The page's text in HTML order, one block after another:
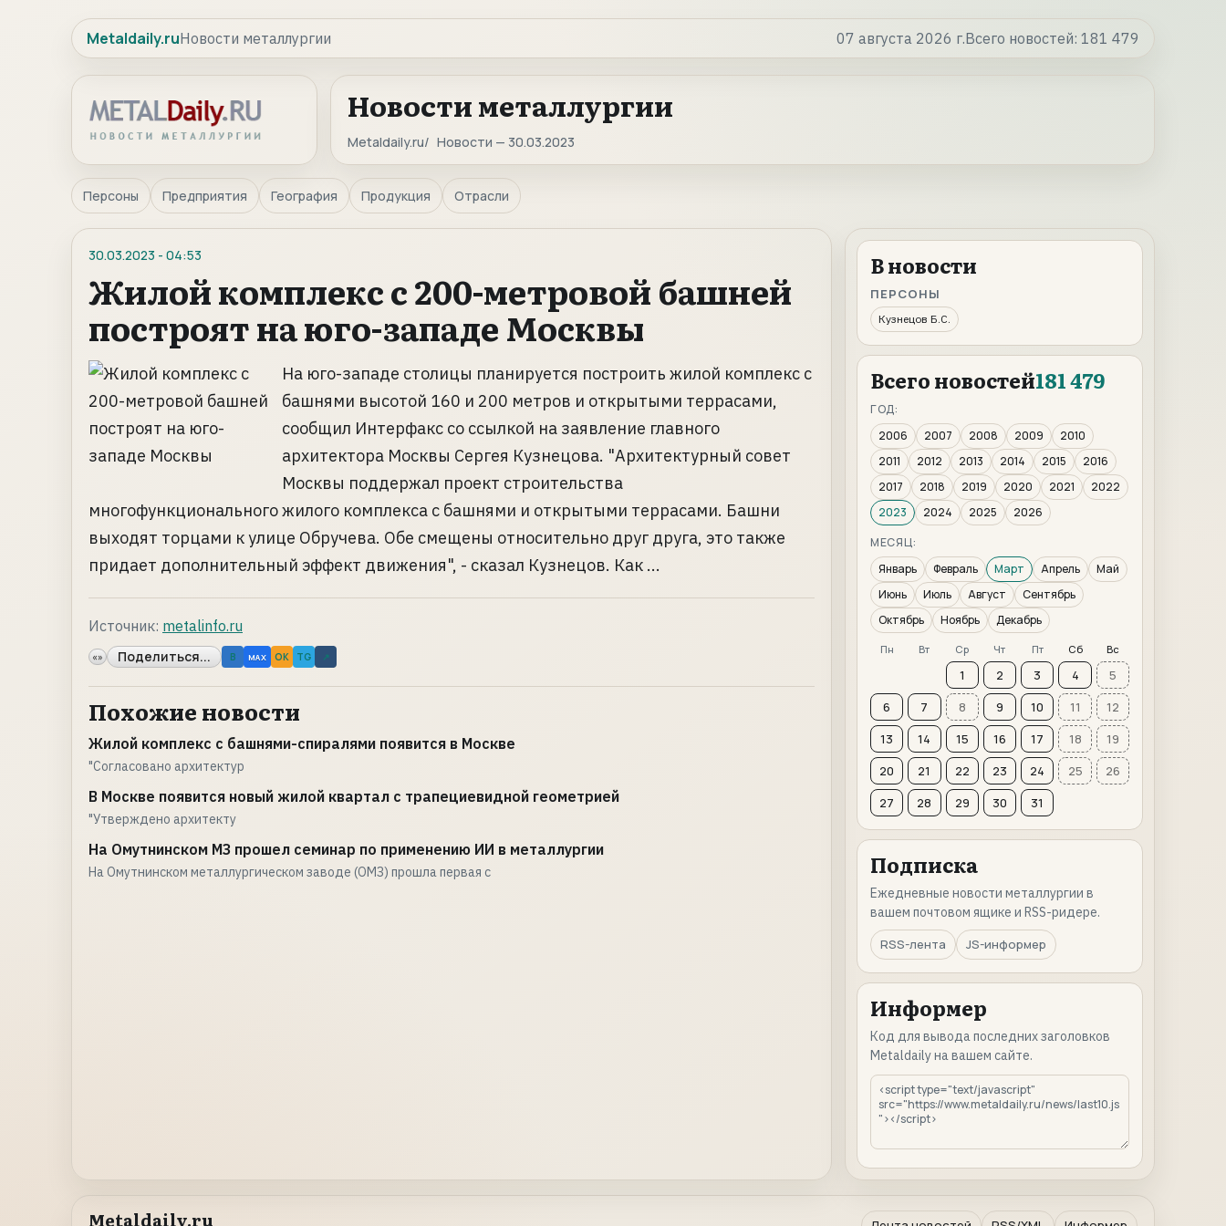
Metaldaily.ruНовости металлургии 07 августа 2026 г.Всего новостей: 181 479
Новости металлургии
Metaldaily.ru Новости — 30.03.2023
Персоны Предприятия География Продукция Отрасли
30.03.2023 - 04:53
Жилой комплекс с 200-метровой башней
построят на юго-западе Москвы
На юго-западе столицы планируется построить жилой комплекс с
башнями высотой 160 и 200 метров и открытыми террасами,
сообщил Интерфакс со ссылкой на заявление главного
архитектора Москвы Сергея Кузнецова. "Архитектурный совет
Москвы поддержал проект строительства
многофункционального жилого комплекса с башнями и открытыми террасами. Башни
выходят торцами к улице Обручева. Обе смещены относительно друг друга, это также
придает дополнительный эффект движения", - сказал Кузнецов. Как ...
Источник: metalinfo.ru
«» Поделиться... B MAX OK TG ↗
Похожие новости
Жилой комплекс с башнями-спиралями появится в Москве
"Согласовано архитектур
В Москве появится новый жилой квартал с трапециевидной геометрией
"Утверждено архитекту
На Омутнинском МЗ прошел семинар по применению ИИ в металлургии
На Омутнинском металлургическом заводе (ОМЗ) прошла первая с
В новости
ПЕРСОНЫ
Кузнецов Б.С.
Всего новостей181 479
ГОД:
2006
2007 2008 2009
2010
2011
2012 2013 2014 2015
2016
2017
2018 2019 2020 2021
2022
2023
2024 2025
2026
МЕСЯЦ:
Январь
Февраль Март Апрель
Май
Июнь
Июль Август
Сентябрь
Октябрь
Ноябрь Декабрь
Пн Вт Ср Чт Пт Сб Вс
1 2 3 4
5
6
7 8 9 10 11
12
13
14 15 16 17 18
19
20
21 22 23 24 25
26
27
28 29 30 31
Подписка
Ежедневные новости металлургии в
вашем почтовом ящике и RSS-ридере.
RSS-лента
JS-информер
Информер
Код для вывода последних заголовков
Metaldaily на вашем сайте.
Metaldaily.ru